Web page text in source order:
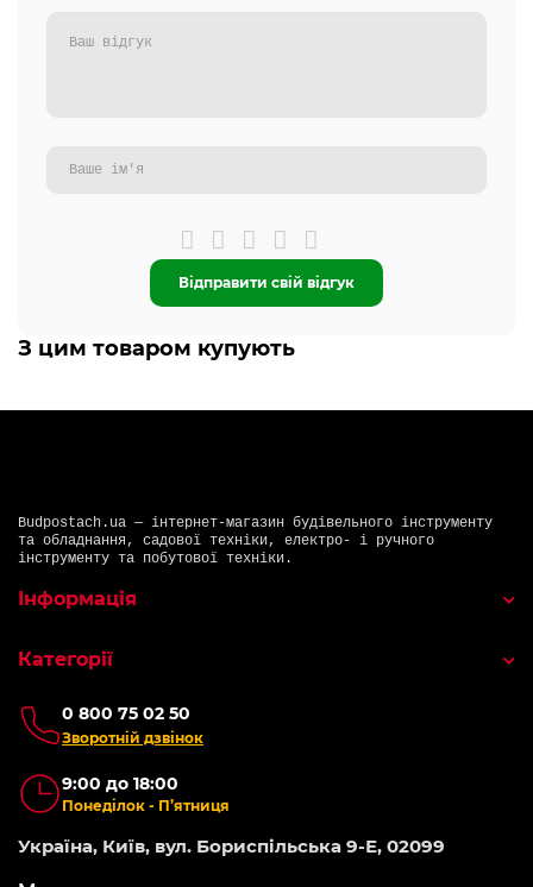
Відправити свій відгук
З цим товаром купують
Budpostach.ua — інтернет-магазин будівельного інструменту
та обладнання, садової техніки, електро- і ручного
інструменту та побутової техніки.
0 800 75 02 50
Зворотній дзвінок
9:00 до 18:00
Понеділок - П’ятниця
Україна, Київ, вул. Бориспільська 9-Е, 02099
Інформація
Категорії